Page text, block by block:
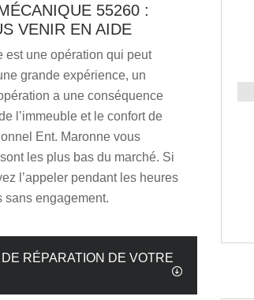
55260 :
VENIR EN AIDE
est une opération qui peut
grande expérience, un
a une conséquence
l’immeuble et le confort de
Ent. Maronne vous
les plus bas du marché. Si
l’appeler pendant les heures
sans engagement.
RÉPARATION DE VOTRE